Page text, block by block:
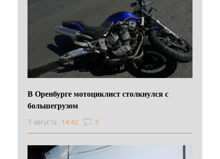
В Оренбурге мотоциклист столкнулся с
большегрузом
7 августа 14:42 3